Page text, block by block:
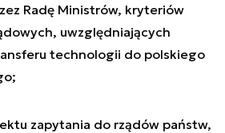
Radę Ministrów, kryteriów
uwzględniających
technologii do polskiego
zapytania do rządów państw,